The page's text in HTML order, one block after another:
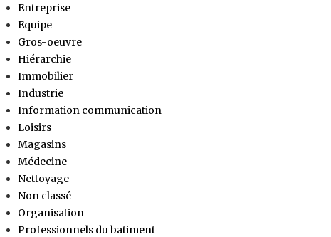
Entreprise
Equipe
Gros-oeuvre
Hiérarchie
Immobilier
Industrie
Information communication
Loisirs
Magasins
Médecine
Nettoyage
Non classé
Organisation
Professionnels du batiment